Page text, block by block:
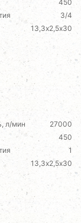
450
3/4
13,3х2,5х30
л/мин
27000
450
1
13,3х2,5х30